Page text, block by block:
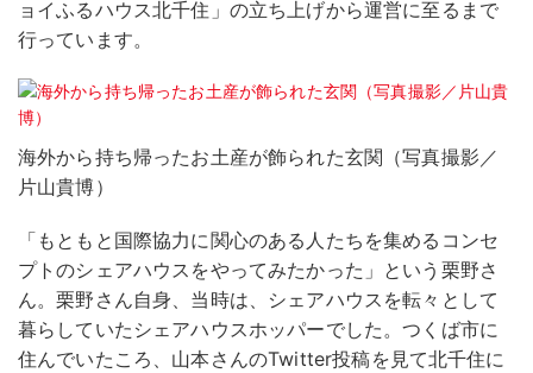
ョイふるハウス北千住」の立ち上げから運営に至るまで
行っています。
海外から持ち帰ったお土産が飾られた玄関（写真撮影／
片山貴博）
「もともと国際協力に関心のある人たちを集めるコンセ
プトのシェアハウスをやってみたかった」という栗野さ
ん。栗野さん自身、当時は、シェアハウスを転々として
暮らしていたシェアハウスホッパーでした。つくば市に
住んでいたころ、山本さんのTwitter投稿を見て北千住に